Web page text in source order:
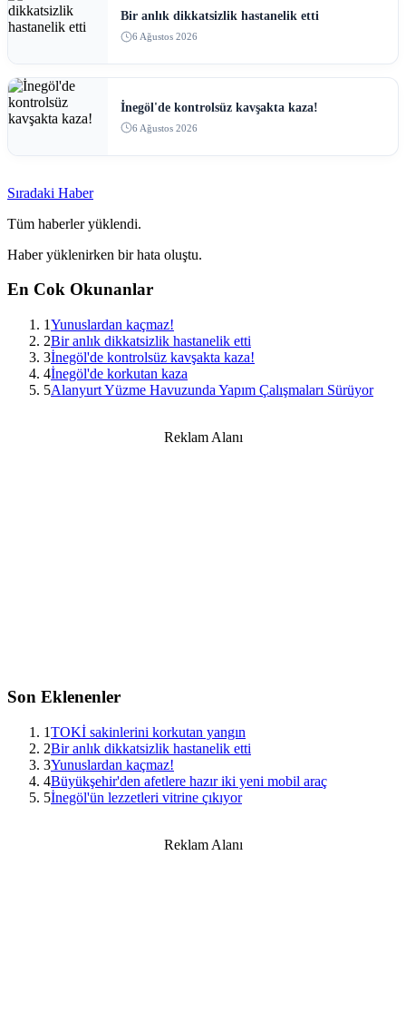
Bir anlık dikkatsizlik hastanelik etti
6 Ağustos 2026
İnegöl'de kontrolsüz kavşakta kaza!
6 Ağustos 2026
Sıradaki Haber
Tüm haberler yüklendi.
Haber yüklenirken bir hata oluştu.
En Cok Okunanlar
1Yunuslardan kaçmaz!
2Bir anlık dikkatsizlik hastanelik etti
3İnegöl'de kontrolsüz kavşakta kaza!
4İnegöl'de korkutan kaza
5Alanyurt Yüzme Havuzunda Yapım Çalışmaları Sürüyor
Reklam Alanı
Son Eklenenler
1TOKİ sakinlerini korkutan yangın
2Bir anlık dikkatsizlik hastanelik etti
3Yunuslardan kaçmaz!
4Büyükşehir'den afetlere hazır iki yeni mobil araç
5İnegöl'ün lezzetleri vitrine çıkıyor
Reklam Alanı